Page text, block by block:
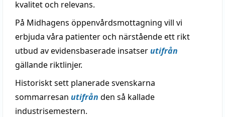
kvalitet och relevans.
På Midhagens öppenvårdsmottagning vill vi
erbjuda våra patienter och närstående ett rikt
utbud av evidensbaserade insatserutifrån
gällande riktlinjer.
Historiskt sett planerade svenskarna
sommarresan utifrån den så kallade
industrisemestern.